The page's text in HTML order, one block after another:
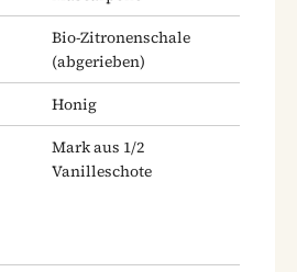
Bio-Zitronenschale
(abgerieben)
Honig
Mark aus 1/2
Vanilleschote